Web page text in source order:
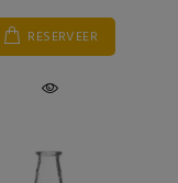
RESERVEER